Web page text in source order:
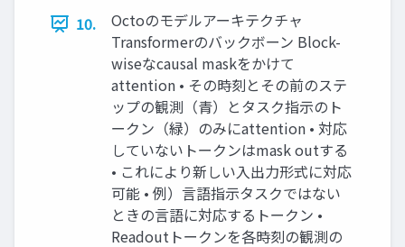
10.
Octoのモデルアーキテクチャ
Transformerのバックボーン Block-
wiseなcausal maskをかけて
attention • その時刻とその前のステ
ップの観測（青）とタスク指示のト
ークン（緑）のみにattention • 対応
していないトークンはmask outする
• これにより新しい入出力形式に対応
可能 • 例）言語指示タスクではない
ときの言語に対応するトークン •
Readoutトークンを各時刻の観測の